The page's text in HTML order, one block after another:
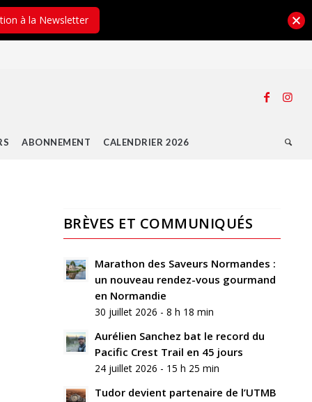
ABONNEMENT CALENDRIER 2026
Laisser
commentaire
Rejoindre
BRÈVES ET COMMUNIQUÉS
Marathon des Saveurs Normandes :
un nouveau rendez-vous gourmand
en Normandie
30 juillet 2026 - 8 h 18 min
Aurélien Sanchez bat le record du
Pacific Crest Trail en 45 jours
24 juillet 2026 - 15 h 25 min
Tudor devient partenaire de l’UTMB
à la Newsletter